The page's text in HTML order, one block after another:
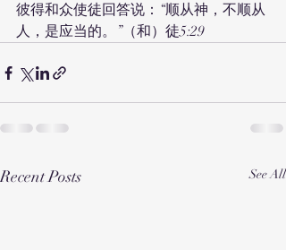
彼得和众使徒回答说：“顺从神，不顺从
人，是应当的。”（和）徒5:29
Recent Posts See All